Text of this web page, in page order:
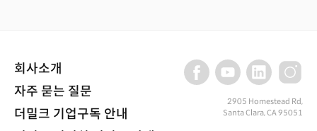
제조업체인 글로벌파운드리를 사상 최대 수준인 300억 달러에 인수하는
계획을 추진하고 있는 WSJ의 보도에 강세를 보이고 있다. 최근 미국에 상장한
중국 최대의 차량 공유업체인 디디추싱(DIDI)은 중국의 사이버 보안 당국이
국가 안보 조사의 일환으로 본사를 방문했다는 소식에 7%가량 급락했다. 미
국채금리는 10년물이 목요일 1.29%에서 1.32%로 상승, 강세를 보였으며
회사소개
자주 묻는 질문
더밀크 기업구독 안내
2905 Homestead Rd,
Santa Clara, CA 95051